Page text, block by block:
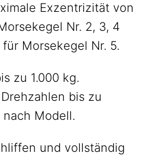
Exzentrizität von
Nr. 2, 3, 4
Morsekegel Nr. 5.
zu 1.000 kg.
bis zu
nach Modell.
und vollständig